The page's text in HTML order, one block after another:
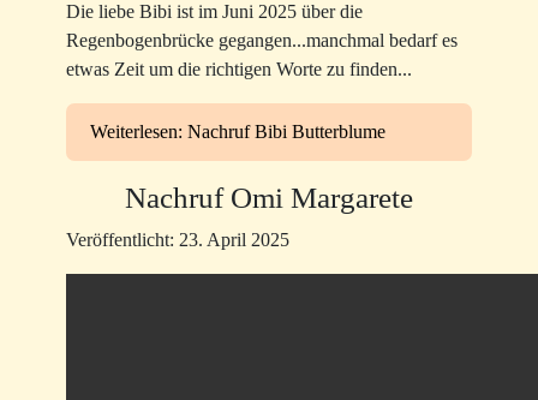
Die liebe Bibi ist im Juni 2025 über die
Regenbogenbrücke gegangen...manchmal bedarf es
etwas Zeit um die richtigen Worte zu finden...
Weiterlesen: Nachruf Bibi Butterblume
Nachruf Omi Margarete
Veröffentlicht: 23. April 2025